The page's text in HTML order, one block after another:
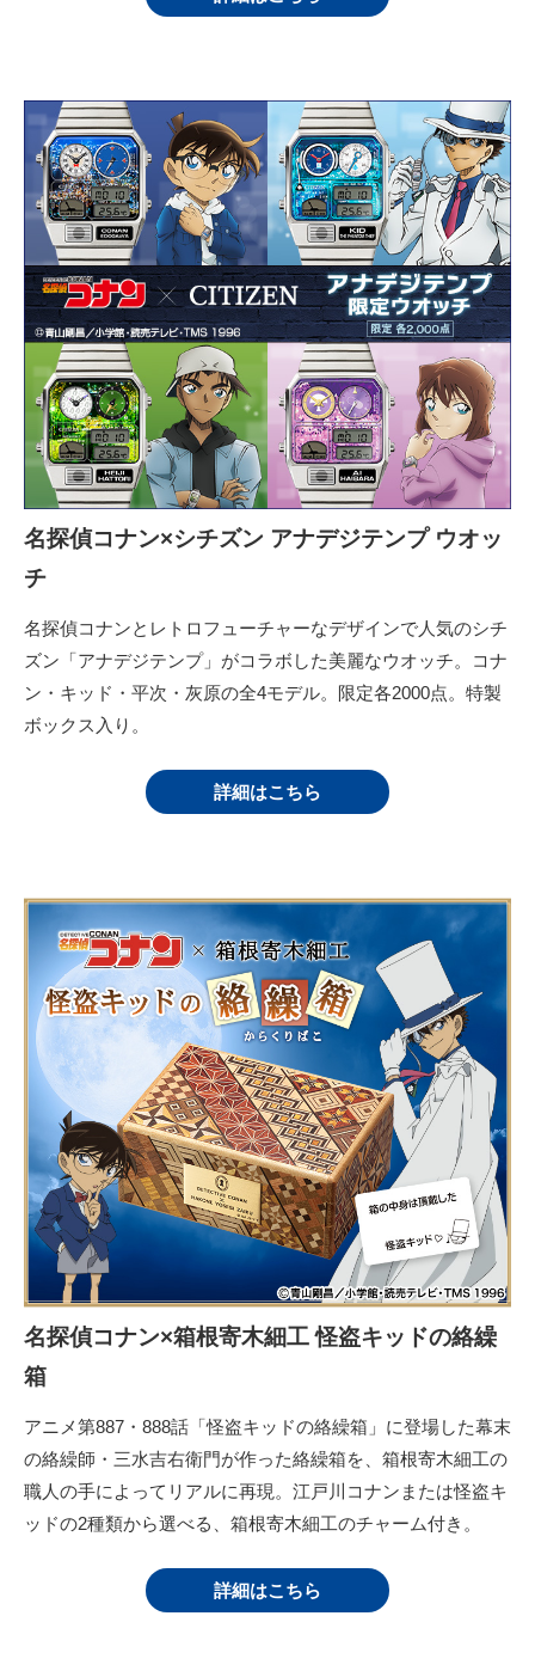
名探偵コナン×シチズン アナデジテンプ ウオッ
チ
名探偵コナンとレトロフューチャーなデザインで人気のシチ
ズン「アナデジテンプ」がコラボした美麗なウオッチ。コナ
ン・キッド・平次・灰原の全4モデル。限定各2000点。特製
ボックス入り。
詳細はこちら
名探偵コナン×箱根寄木細工 怪盗キッドの絡繰
箱
アニメ第887・888話「怪盗キッドの絡繰箱」に登場した幕末
の絡繰師・三水吉右衛門が作った絡繰箱を、箱根寄木細工の
職人の手によってリアルに再現。江戸川コナンまたは怪盗キ
ッドの2種類から選べる、箱根寄木細工のチャーム付き。
詳細はこちら